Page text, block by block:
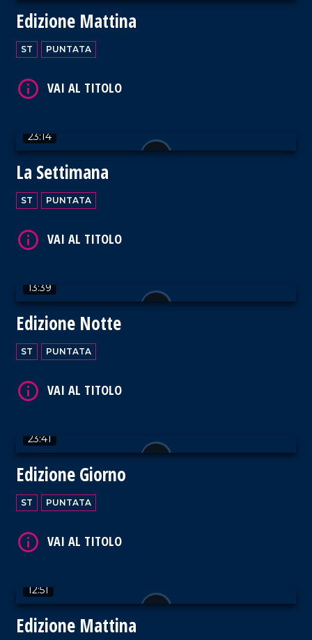
Edizione Mattina
ST PUNTATA
23:14
La Settimana
ST PUNTATA
13:39
Edizione Notte
ST PUNTATA
23:41
Edizione Giorno
ST PUNTATA
12:51
Edizione Mattina
VAI AL TITOLO
VAI AL TITOLO
VAI AL TITOLO
VAI AL TITOLO